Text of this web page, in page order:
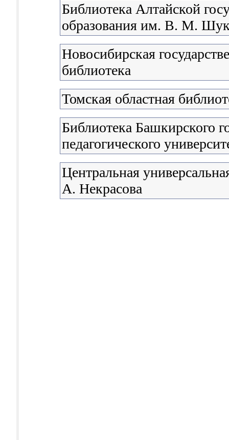
Библиотека Алтайской
образования им. В. М.
Новосибирская
библиотека
Томская областная
Библиотека Башкирского
педагогического
Центральная
А. Некрасова